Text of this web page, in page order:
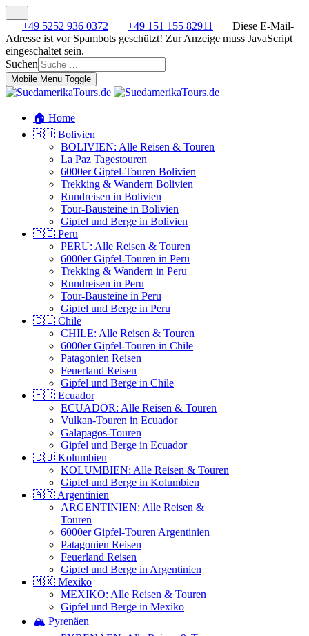
+49 5252 936 0372 +49 151 155 82911
Diese E-Mail-
Adresse ist vor Spambots geschützt! Zur Anzeige muss JavaScript
eingeschaltet sein.
Suchen
Mobile Menu Toggle
🏠 Home
🇧🇴 Bolivien
BOLIVIEN: Alle Reisen & Touren
La Paz Tagestouren
6000er Gipfel-Touren Bolivien
Trekking & Wandern Bolivien
Rundreisen in Bolivien
Tour-Bausteine in Bolivien
Gipfel und Berge in Bolivien
🇵🇪 Peru
PERU: Alle Reisen & Touren
6000er Gipfel-Touren in Peru
Trekking & Wandern in Peru
Rundreisen in Peru
Tour-Bausteine in Peru
Gipfel und Berge in Peru
🇨🇱 Chile
CHILE: Alle Reisen & Touren
6000er Gipfel-Touren in Chile
Patagonien Reisen
Feuerland Reisen
Gipfel und Berge in Chile
🇪🇨 Ecuador
ECUADOR: Alle Reisen & Touren
Vulkan-Touren in Ecuador
Galapagos-Touren
Gipfel und Berge in Ecuador
🇨🇴 Kolumbien
KOLUMBIEN: Alle Reisen & Touren
Gipfel und Berge in Kolumbien
🇦🇷 Argentinien
ARGENTINIEN: Alle Reisen &
Touren
6000er Gipfel-Touren Argentinien
Patagonien Reisen
Feuerland Reisen
Gipfel und Berge in Argentinien
🇲🇽 Mexiko
MEXIKO: Alle Reisen & Touren
Gipfel und Berge in Mexiko
🏔️ Pyrenäen